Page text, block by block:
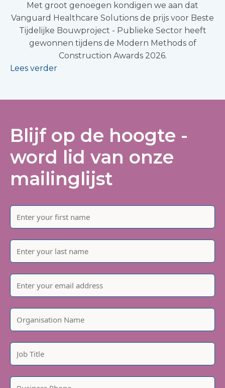
Met groot genoegen kondigen we aan dat
Vanguard Healthcare Solutions de prijs voor Beste
Tijdelijke Bouwproject - Publieke Sector heeft
gewonnen tijdens de Modern Methods of
Construction Awards 2026.
Lees verder
Blijf op de hoogte -
word lid van onze
mailinglijst